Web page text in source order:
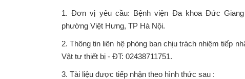
1. Đơn vị yêu cầu: Bệnh viện Đa khoa Đức
phường Việt Hưng, TP Hà Nội.
2. Thông tin liên hệ phòng ban chịu trách nhiệm tiếp
Vật tư thiết bị - ĐT: 02438711751.
3. Tài liệu được tiếp nhận theo hình thức sau :